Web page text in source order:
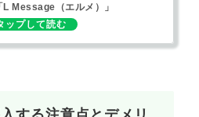
L Message（エルメ）」